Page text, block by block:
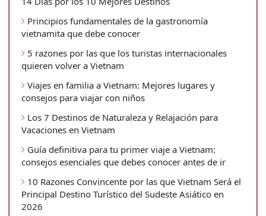
Principios fundamentales de la gastronomía
vietnamita que debe conocer
5 razones por las que los turistas internacionales
quieren volver a Vietnam
Viajes en familia a Vietnam: Mejores lugares y
consejos para viajar con niños
Los 7 Destinos de Naturaleza y Relajación para
Vacaciones en Vietnam
Guía definitiva para tu primer viaje a Vietnam:
consejos esenciales que debes conocer antes de ir
10 Razones Convincente por las que Vietnam Será el
Principal Destino Turístico del Sudeste Asiático en
2026